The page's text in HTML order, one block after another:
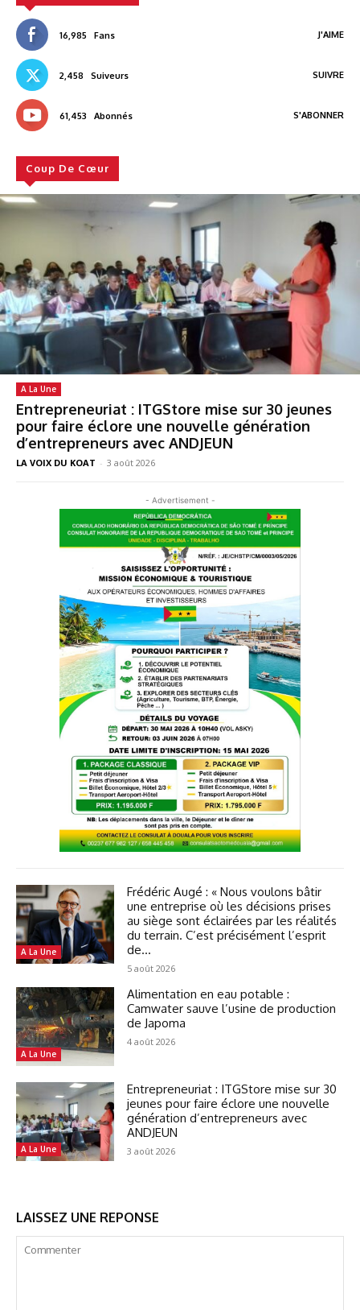
16,985 Fans J'AIME
2,458 Suiveurs SUIVRE
61,453 Abonnés S'ABONNER
Coup De Cœur
A La Une
Entrepreneuriat : ITGStore mise sur 30 jeunes
pour faire éclore une nouvelle génération
d’entrepreneurs avec ANDJEUN
LA VOIX DU KOAT - 3 août 2026
- Advertisement -
A La Une
Frédéric Augé : « Nous voulons bâtir
une entreprise où les décisions prises
au siège sont éclairées par les réalités
du terrain. C’est précisément l’esprit
de...
5 août 2026
A La Une
Alimentation en eau potable :
Camwater sauve l’usine de production
de Japoma
4 août 2026
A La Une
Entrepreneuriat : ITGStore mise sur 30
jeunes pour faire éclore une nouvelle
génération d’entrepreneurs avec
ANDJEUN
3 août 2026
LAISSEZ UNE REPONSE